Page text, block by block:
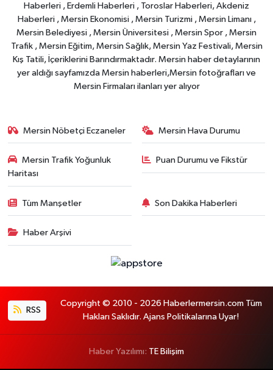
Haberleri , Erdemli Haberleri , Toroslar Haberleri, Akdeniz
Haberleri , Mersin Ekonomisi , Mersin Turizmi , Mersin Limanı ,
Mersin Belediyesi , Mersin Üniversitesi , Mersin Spor , Mersin
Trafik , Mersin Eğitim, Mersin Sağlık, Mersin Yaz Festivali, Mersin
Kış Tatili, İçeriklerini Barındırmaktadır. Mersin haber detaylarının
yer aldığı sayfamızda Mersin haberleri,Mersin fotoğrafları ve
Mersin Firmaları ilanları yer alıyor
Mersin Nöbetçi Eczaneler Mersin Hava Durumu
Mersin Trafik Yoğunluk
Haritası
Puan Durumu ve Fikstür
Tüm Manşetler Son Dakika Haberleri
Haber Arşivi
RSS
Copyright © 2010 - 2026 Haberlermersin.com Tüm
Hakları Saklıdır. Ajans Politikalarına Uyar!
Haber Yazılımı: TE Bilişim